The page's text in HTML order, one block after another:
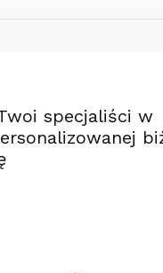
specjaliści w